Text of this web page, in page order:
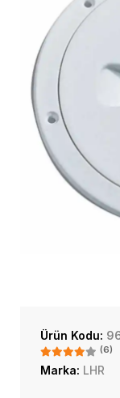
Ürün Kodu:
(6)
Marka: LHR